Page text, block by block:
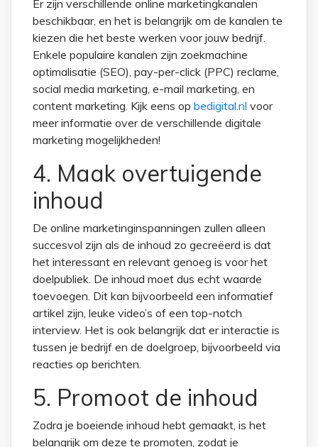
Er zijn verschillende online marketingkanalen
beschikbaar, en het is belangrijk om de kanalen te
kiezen die het beste werken voor jouw bedrijf.
Enkele populaire kanalen zijn zoekmachine
optimalisatie (SEO), pay-per-click (PPC) reclame,
social media marketing, e-mail marketing, en
content marketing. Kijk eens op bedigital.nl voor
meer informatie over de verschillende digitale
marketing mogelijkheden!
4. Maak overtuigende
inhoud
De online marketinginspanningen zullen alleen
succesvol zijn als de inhoud zo gecreëerd is dat
het interessant en relevant genoeg is voor het
doelpubliek. De inhoud moet dus echt waarde
toevoegen. Dit kan bijvoorbeeld een informatief
artikel zijn, leuke video’s of een top-notch
interview. Het is ook belangrijk dat er interactie is
tussen je bedrijf en de doelgroep, bijvoorbeeld via
reacties op berichten.
5. Promoot de inhoud
Zodra je boeiende inhoud hebt gemaakt, is het
belangrijk om deze te promoten, zodat je